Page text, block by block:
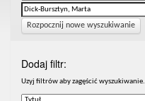
Rozpocznij nowe wyszukiwanie
Dodaj filtr:
Uzyj filtrów aby zagęścić wyszukiwanie.